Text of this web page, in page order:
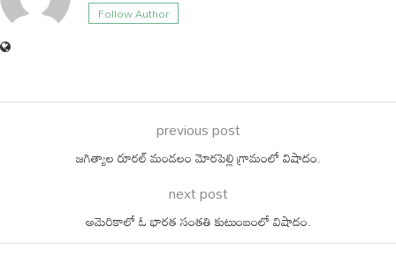
Follow Author
previous post
జగిత్యాల రూరల్ మండలం మోరపెల్లి గ్రామంలో విషాదం.
next post
అమెరికాలో ఓ భారత సంతతి కుటుంబంలో విషాదం.